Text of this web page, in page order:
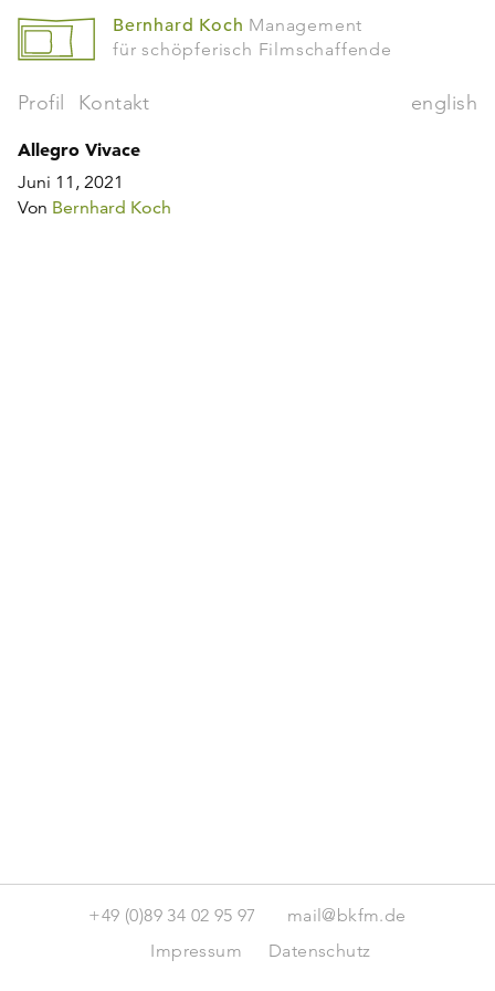
Bernhard Koch Management
für schöpferisch Filmschaffende
Profil Kontakt english
Allegro Vivace
Juni 11, 2021
Von Bernhard Koch
+49 (0)89 34 02 95 97
mail@bkfm.de
Impressum
Datenschutz